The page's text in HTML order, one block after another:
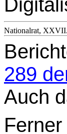
Nationalrat,
289
Auch